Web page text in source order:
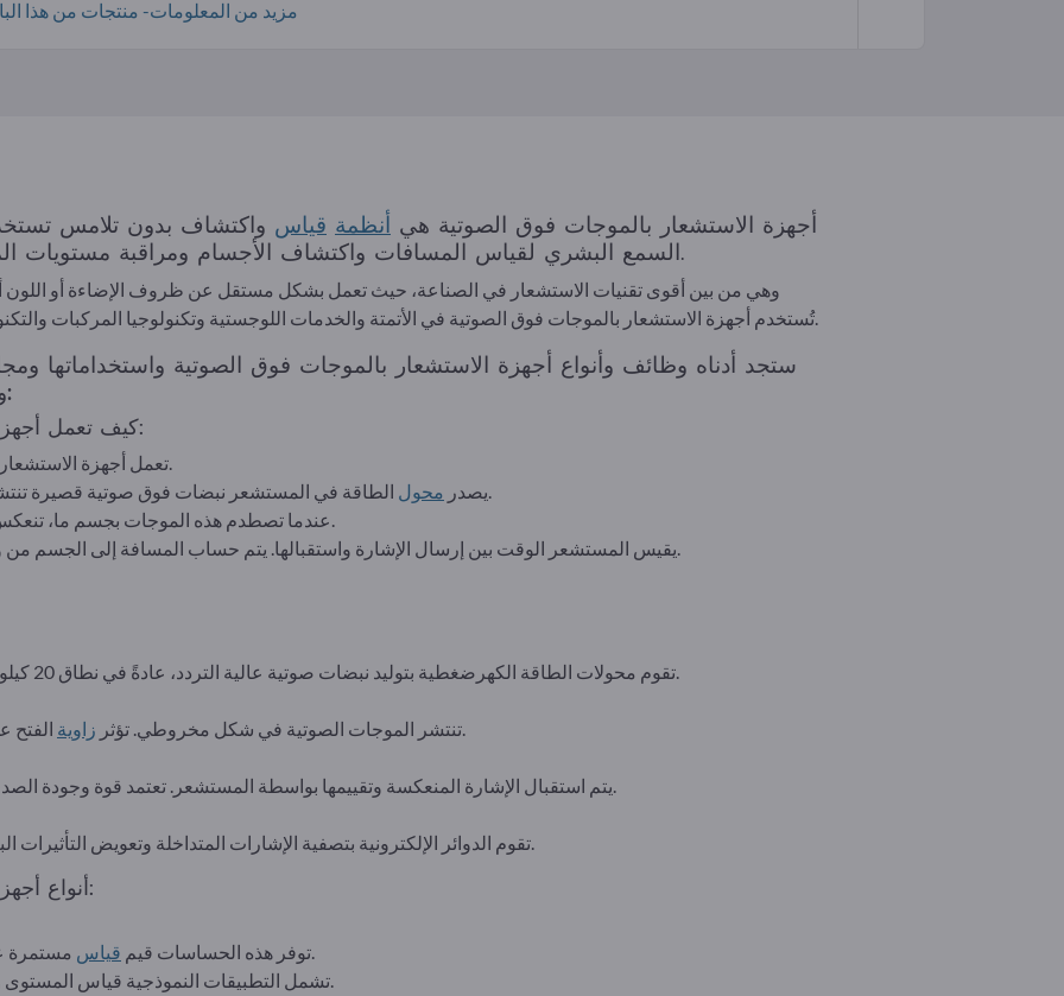
مزيد من المعلومات- منتجات من هذا
أجهزة الاستشعار بالموجات فوق الصوتية هي أنظمة قياس واكتشاف بدون تلامس
السمع البشري لقياس المسافات واكتشاف الأجسام ومراقبة مستويات الملء وتحديد المواضع بدون تلامس.
وهي من بين أقوى تقنيات الاستشعار في الصناعة، حيث تعمل بشكل مستقل عن ظروف الإضاءة أو اللون
تُستخدم أجهزة الاستشعار بالموجات فوق الصوتية في الأتمتة والخدمات اللوجستية وتكنولوجيا المركبات والتكنولوجيا الطبية والعديد من المجالات الأخرى.
ستجد أدناه وظائف وأنواع أجهزة الاستشعار بالموجات فوق الصوتية واستخداماتها
والقيود والقيود التي يجب مراعاتها:
كيف تعمل أجهزة الاستشعار بالموجات فوق الصوتية:
يصدر محول
تنتشر الموجات الصوتية في شكل مخروطي. تؤثر زاوية
أنواع أجهزة الاستشعار بالموجات فوق الصوتية:
توفر هذه الحساسات قيم قياس